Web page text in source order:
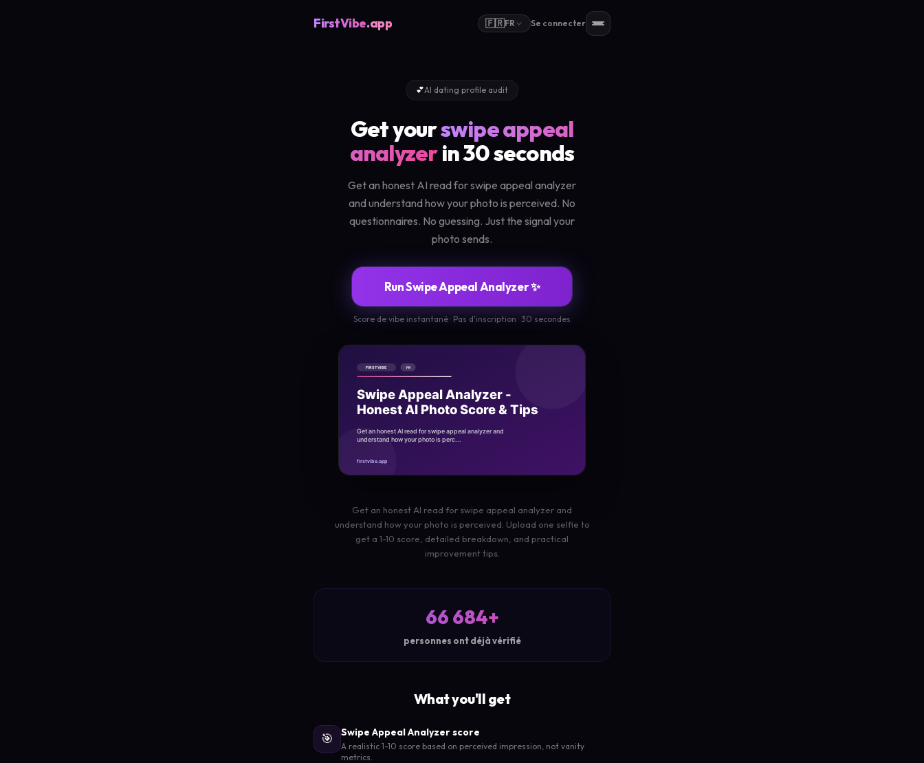
FirstVibe.app 🇫🇷FR Se connecter
💕AI dating profile audit
Get yourswipe appeal
analyzerin 30 seconds
Get an honest AI read for swipe appeal analyzer
and understand how your photo is perceived. No
questionnaires. No guessing. Just the signal your
photo sends.
Run Swipe Appeal Analyzer ✨
Score de vibe instantané · Pas d'inscription · 30 secondes
Get an honest AI read for swipe appeal analyzer and
understand how your photo is perceived. Upload one selfie to
get a 1-10 score, detailed breakdown, and practical
improvement tips.
66 684+
personnes ont déjà vérifié
What you'll get
🎯 Swipe Appeal Analyzer score
A realistic 1-10 score based on perceived impression, not vanity
metrics.